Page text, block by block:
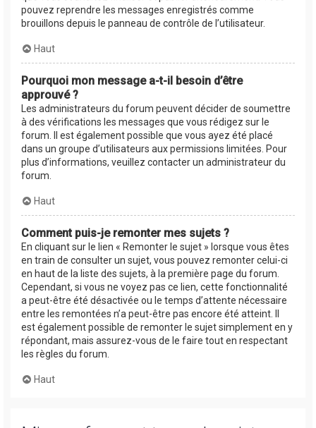
pouvez reprendre les messages enregistrés comme
brouillons depuis le panneau de contrôle de l’utilisateur.
Haut
Pourquoi mon message a-t-il besoin d’être
approuvé ?
Les administrateurs du forum peuvent décider de soumettre
à des vérifications les messages que vous rédigez sur le
forum. Il est également possible que vous ayez été placé
dans un groupe d’utilisateurs aux permissions limitées. Pour
plus d’informations, veuillez contacter un administrateur du
forum.
Haut
Comment puis-je remonter mes sujets ?
En cliquant sur le lien « Remonter le sujet » lorsque vous êtes
en train de consulter un sujet, vous pouvez remonter celui-ci
en haut de la liste des sujets, à la première page du forum.
Cependant, si vous ne voyez pas ce lien, cette fonctionnalité
a peut-être été désactivée ou le temps d’attente nécessaire
entre les remontées n’a peut-être pas encore été atteint. Il
est également possible de remonter le sujet simplement en y
répondant, mais assurez-vous de le faire tout en respectant
les règles du forum.
Haut